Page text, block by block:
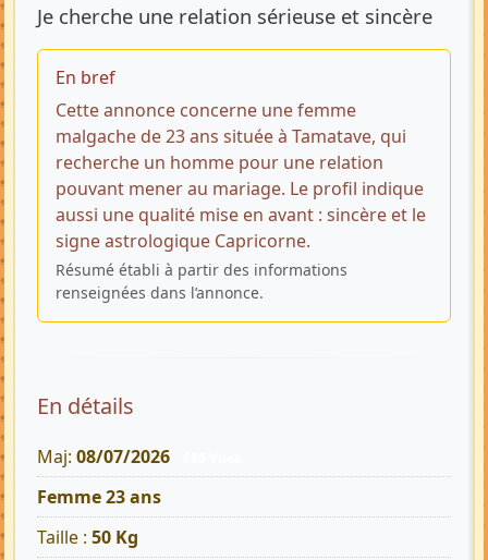
Je cherche une relation sérieuse et sincère
En bref
Cette annonce concerne une femme
malgache de 23 ans située à Tamatave, qui
recherche un homme pour une relation
pouvant mener au mariage. Le profil indique
aussi une qualité mise en avant : sincère et le
signe astrologique Capricorne.
Résumé établi à partir des informations
renseignées dans l’annonce.
En détails
Maj: 08/07/2026
Femme 23 ans
Taille : 50 Kg